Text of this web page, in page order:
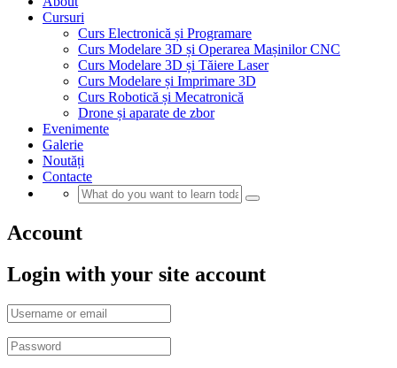
Cursuri
Curs Electronică și Programare
Curs Modelare 3D și Operarea Mașinilor CNC
Curs Modelare 3D și Tăiere Laser
Curs Modelare și Imprimare 3D
Curs Robotică și Mecatronică
Drone și aparate de zbor
Evenimente
Galerie
Noutăți
Contacte
Account
Login with your site account